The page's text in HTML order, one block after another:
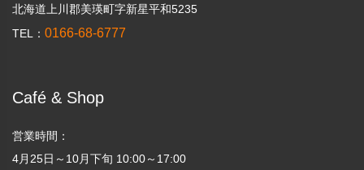
北海道上川郡美瑛町字新星平和5235
TEL： 0166-68-6777
Café & Shop
営業時間：
4月25日～10月下旬 10:00～17:00